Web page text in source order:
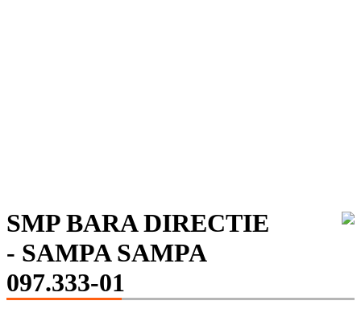
SMP BARA DIRECTIE
- SAMPA SAMPA
097.333-01